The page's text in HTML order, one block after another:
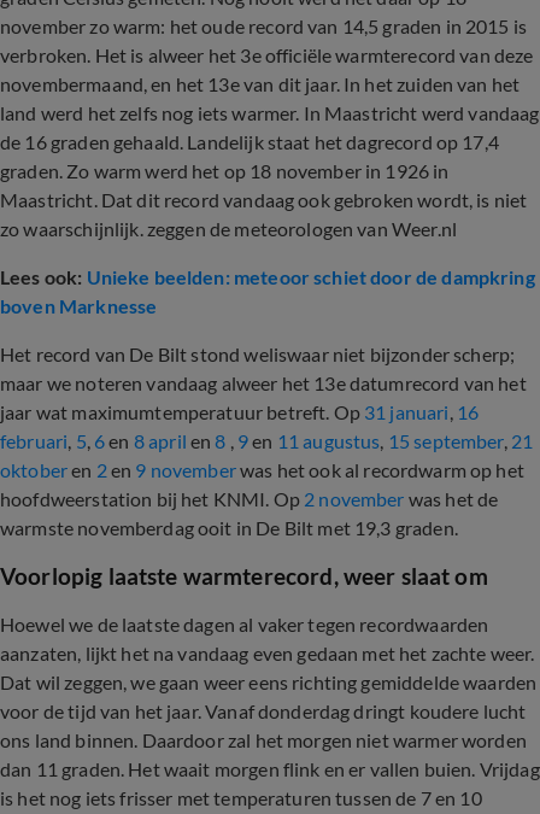
november zo warm: het oude record van 14,5 graden in 2015 is
verbroken. Het is alweer het 3e officiële warmterecord van deze
novembermaand, en het 13e van dit jaar. In het zuiden van het
land werd het zelfs nog iets warmer. In Maastricht werd vandaag
de 16 graden gehaald. Landelijk staat het dagrecord op 17,4
graden. Zo warm werd het op 18 november in 1926 in
Maastricht. Dat dit record vandaag ook gebroken wordt, is niet
zo waarschijnlijk. zeggen de meteorologen van Weer.nl
Lees ook: Unieke beelden: meteoor schiet door de dampkring
boven Marknesse
Het record van De Bilt stond weliswaar niet bijzonder scherp;
maar we noteren vandaag alweer het 13e datumrecord van het
jaar wat maximumtemperatuur betreft. Op 31 januari, 16
februari, 5, 6en 8 april en8 , 9en 11 augustus, 15 september, 21
oktoberen 2 en 9 novemberwas het ook al recordwarm op het
hoofdweerstation bij het KNMI. Op 2 november was het de
warmste novemberdag ooit in De Bilt met 19,3 graden.
Voorlopig laatste warmterecord, weer slaat om
Hoewel we de laatste dagen al vaker tegen recordwaarden
aanzaten, lijkt het na vandaag even gedaan met het zachte weer.
Dat wil zeggen, we gaan weer eens richting gemiddelde waarden
voor de tijd van het jaar. Vanaf donderdag dringt koudere lucht
ons land binnen. Daardoor zal het morgen niet warmer worden
dan 11 graden. Het waait morgen flink en er vallen buien. Vrijdag
is het nog iets frisser met temperaturen tussen de 7 en 10